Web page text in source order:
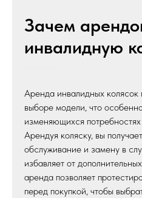
Зачем
инвалидную
Аренда инвалидных колясок
выборе модели, что
изменяющихся потребностях
Арендуя коляску, вы
обслуживание и замену в
избавляет от
аренда позволяет
перед покупкой, чтобы